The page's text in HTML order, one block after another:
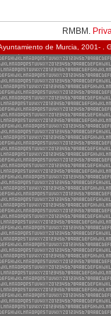
RMBM.
de Murcia, 2001- .